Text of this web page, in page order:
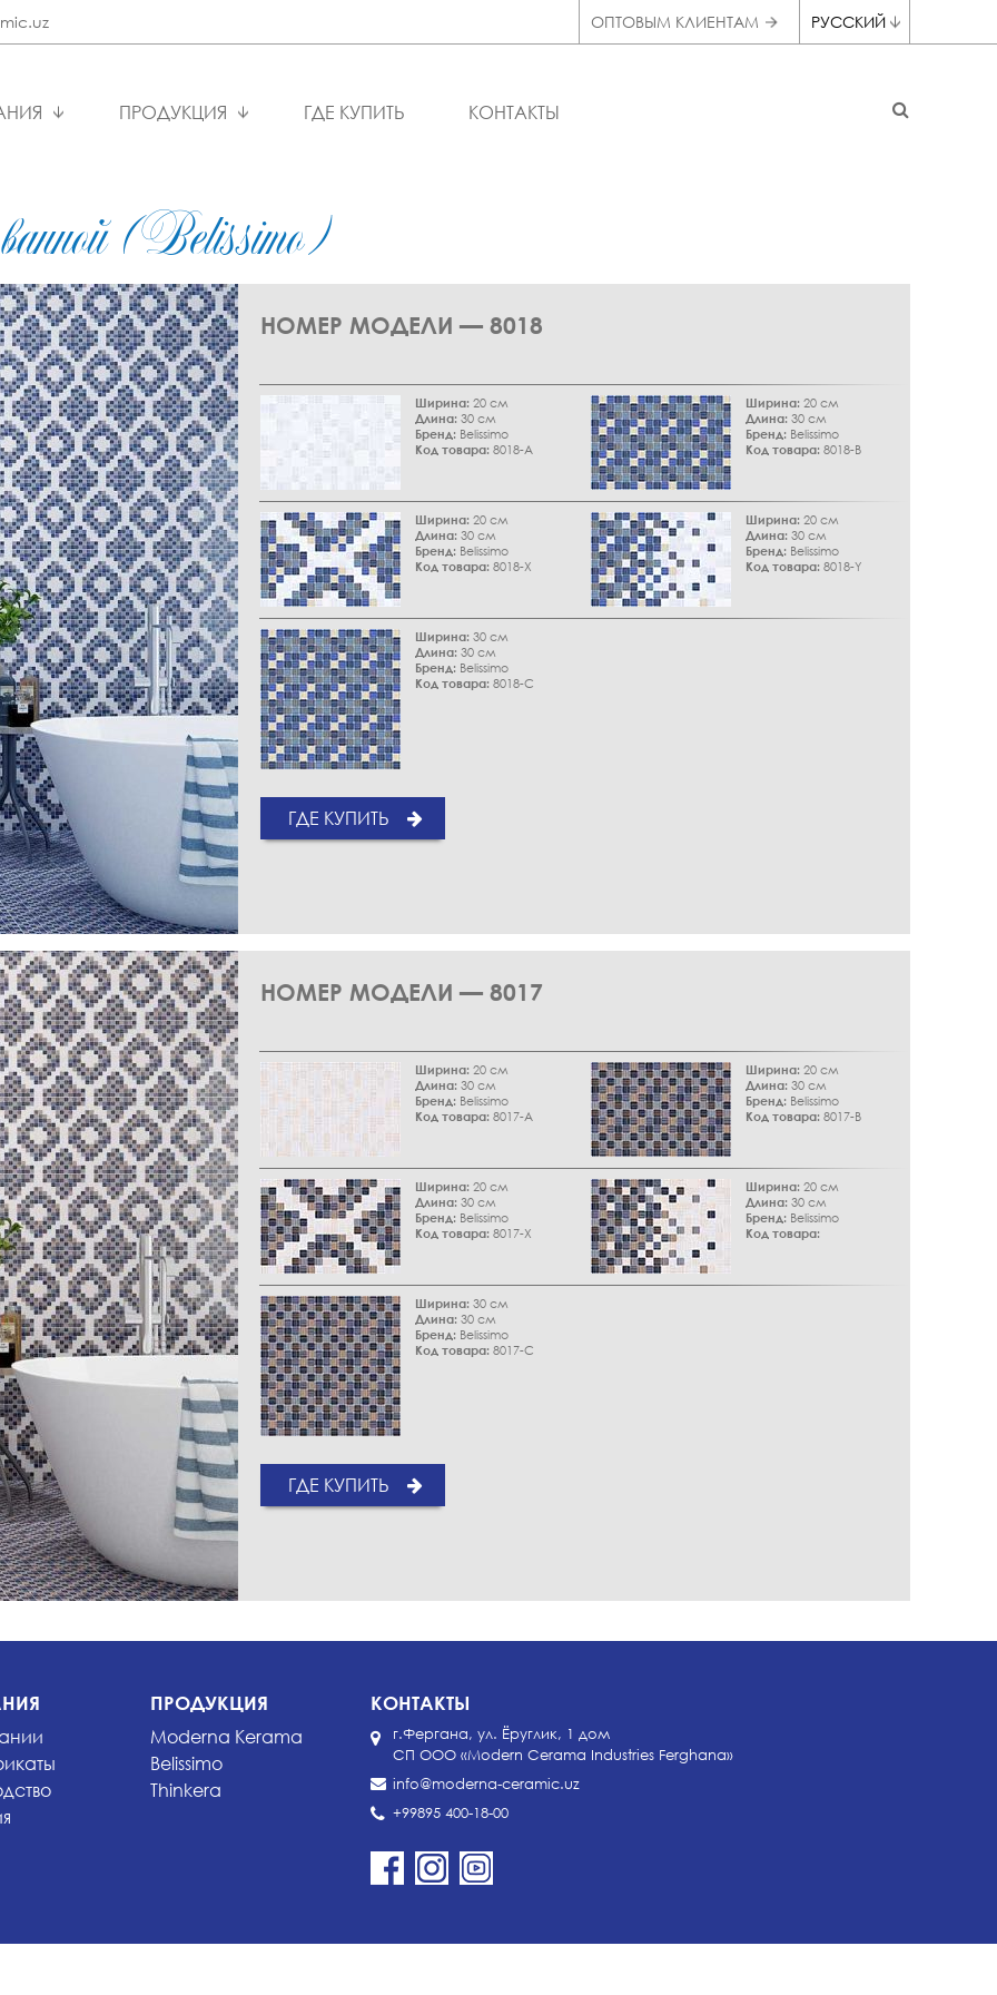
ОПТОВЫМ КЛИЕНТАМ РУССКИЙ
ПРОДУКЦИЯ ГДЕ КУПИТЬ КОНТАКТЫ
(Belissimo)
НОМЕР МОДЕЛИ — 8018
Ширина: 20 см
Длина: 30 см
Бренд: Belissimo
Код товара: 8018-A
Ширина: 20 см
Длина: 30 см
Бренд: Belissimo
Код товара: 8018-B
Ширина: 20 см
Длина: 30 см
Бренд: Belissimo
Код товара: 8018-X
Ширина: 20 см
Длина: 30 см
Бренд: Belissimo
Код товара: 8018-Y
Ширина: 30 см
Длина: 30 см
Бренд: Belissimo
Код товара: 8018-C
ГДЕ КУПИТЬ
НОМЕР МОДЕЛИ — 8017
Ширина: 20 см
Длина: 30 см
Бренд: Belissimo
Код товара: 8017-A
Ширина: 20 см
Длина: 30 см
Бренд: Belissimo
Код товара: 8017-B
Ширина: 20 см
Длина: 30 см
Бренд: Belissimo
Код товара: 8017-X
Ширина: 20 см
Длина: 30 см
Бренд: Belissimo
Код товара:
Ширина: 30 см
Длина: 30 см
Бренд: Belissimo
Код товара: 8017-C
ГДЕ КУПИТЬ
ПРОДУКЦИЯ
Moderna Kerama
Belissimo
Thinkera
КОНТАКТЫ
г.Фергана, ул. Ёруглик, 1 дом
СП ООО «Modern Cerama Industries Ferghana»
info@moderna-ceramic.uz
+99895 400-18-00